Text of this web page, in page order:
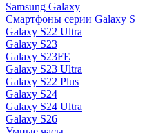
Samsung Galaxy
Смартфоны серии Galaxy S
Galaxy S22 Ultra
Galaxy S23
Galaxy S23FE
Galaxy S23 Ultra
Galaxy S22 Plus
Galaxy S24
Galaxy S24 Ultra
Galaxy S26